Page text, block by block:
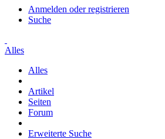
Anmelden oder registrieren
Suche
Alles
Alles
Artikel
Seiten
Forum
Erweiterte Suche